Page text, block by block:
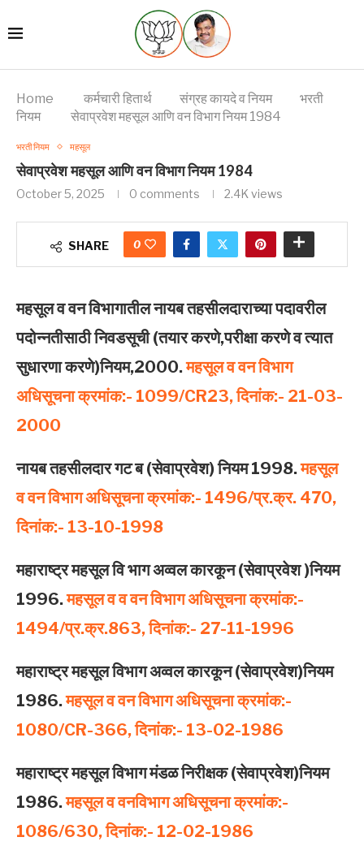
Home कर्मचारी हितार्थ संग्रह कायदे व नियम
भरती
नियम
सेवाप्रवेश महसूल आणि वन विभाग नियम 1984
भरती नियम महसूल
सेवाप्रवेश महसूल आणि वन विभाग नियम 1984
October 5, 2025 0 comments 2.4K views
SHARE 0
महसूल व वन विभागातील नायब त‍हसीलदाराच्‍या पदावरील
पदोन्‍नतीसाठी निवडसूची (तयार करणे,परीक्षा करणे व त्‍यात
सुधारणा करणे)नियम,2000.महसूल व वन विभाग
अधिसूचना क्रमांक:- 1099/CR23, दिनांक:- 21-03-
2000
नायब तह‍सीलदार गट ब (सेवाप्रवेश) नियम 1998.महसूल
व वन विभाग अधिसूचना क्रमांक:- 1496/प्र.क्र. 470,
दिनांक:- 13-10-1998
महाराष्‍ट्र महसूल वि भाग अव्‍वल कारकून (सेवाप्रवेश )नियम
1996.महसूल व व वन विभाग अधिसूचना क्रमांक:-
1494/प्र.क्र.863, दिनांक:- 27-11-1996
महाराष्‍ट्र महसूल विभाग अव्‍वल कारकून (सेवाप्रवेश)नियम
1986.महसूल व वन विभाग अधिसूचना क्रमांक:-
1080/CR-366, दिनांक:- 13-02-1986
महाराष्‍ट्र महसूल विभाग मंडळ निरीक्षक (सेवाप्रवेश)नियम
1986.महसूल व वनविभाग अधिसूचना क्रमांक:-
1086/630, दिनांक:- 12-02-1986